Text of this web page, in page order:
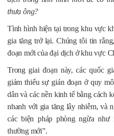
thưa ông?
Tình hình hiện tại trong khu vực
gia tăng trở lại. Chúng tôi tin
đoạn mới của đại dịch ở khu vực
Trong giai đoạn này, các quốc
giảm thiểu sự gián đoạn ở quy
dân và các nền kinh tế bằng cách
nhanh với gia tăng lây nhiễm, và
các biện pháp phòng ngừa như
thường mới”.